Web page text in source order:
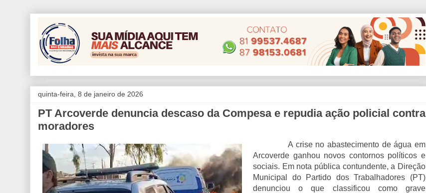
quinta-feira, 8 de janeiro de 2026
PT Arcoverde denuncia descaso da Compesa e repudia ação policial contra
moradores
A crise no abastecimento de água em
Arcoverde ganhou novos contornos políticos e
sociais. Em nota pública contundente, a Direção
Municipal do Partido dos Trabalhadores (PT)
denunciou o que classificou como grave